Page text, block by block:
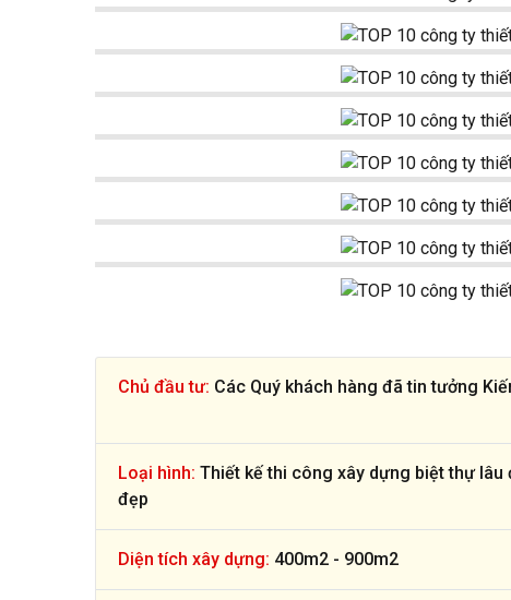
Chủ đầu tư: Các Quý khách hàng đã tin tưởng
Loại hình: Thiết kế thi công xây dựng biệt thự lâu
đẹp
Diện tích xây dựng: 400m2 - 900m2